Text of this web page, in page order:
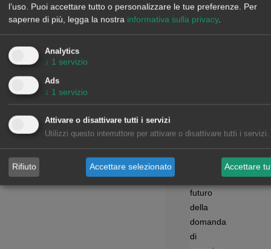
Finanziamento
di
energia
Workshop
Notizie
Rapporto:
futuro
della
domanda
di
l’uso. Puoi accettare tutto o personalizzare le tue preferenze. Per
saperne di più, legga la nostra informativa sulla privacy.
Analytics
↓ 1 servizio
Ads
↓ 1 servizio
Attivare o disattivare tutti i servizi
Utilizzi questo interruttore per attivare o disattivare tutti i servizi.
Rifiuto Accettare selezionato Accettare